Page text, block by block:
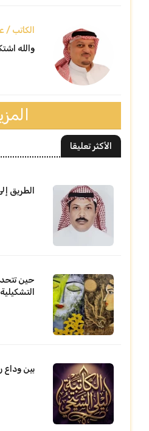
الكاتب
والله
الأكثر تعليقا
الطريق
حين
بين وداع